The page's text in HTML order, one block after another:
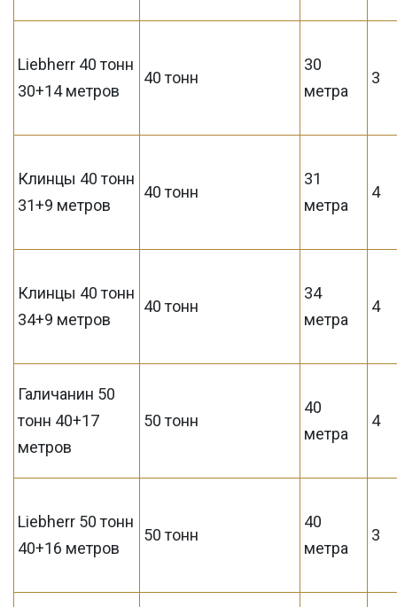
Liebherr 40 тонн
30+14 метров
40 тонн
30
метра
3
Клинцы 40 тонн
31+9 метров
40 тонн
31
метра
4
Клинцы 40 тонн
34+9 метров
40 тонн
34
метра
4
Галичанин 50
тонн 40+17
метров
50 тонн
40
метра
4
Liebherr 50 тонн
40+16 метров
50 тонн
40
метра
3